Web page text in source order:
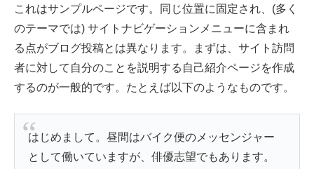
これはサンプルページです。同じ位置に固定され、(多く
のテーマでは) サイトナビゲーションメニューに含まれ
る点がブログ投稿とは異なります。まずは、サイト訪問
者に対して自分のことを説明する自己紹介ページを作成
するのが一般的です。たとえば以下のようなものです。
はじめまして。昼間はバイク便のメッセンジャー
として働いていますが、俳優志望でもあります。